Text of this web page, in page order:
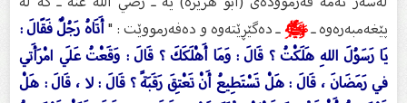
پێغه‌مبه‌ره‌وه‌ ـﷺـ ده‌گێڕێته‌وه‌ و ده‌فه‌رمووێت : "أَتَاهُ رَجُلٌ فَقََالَ :
يَا رَسَوُلَ اللهِ هَلَكْتُ ؟ قَالَ : وَمَا أَهْلَكَكَ ؟ قَالَ : وَقَعْتُ عَلَي امْرَأَتي
في رَمَضَانَ ، قَالَ : هَلْ تَسْتَطِيعُ أَنْ تَعْتِقَ رَقَبَةً ؟ قَالَ : لا ، قَالَ : هَلْ